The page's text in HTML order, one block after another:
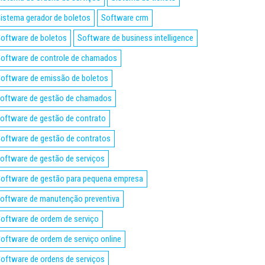
gerador de boletos
Software crm
de boletos
Software de business intelligence
de controle de chamados
de emissão de boletos
de gestão de chamados
de gestão de contrato
de gestão de contratos
de gestão de serviços
de gestão para pequena empresa
de manutenção preventiva
de ordem de serviço
de ordem de serviço online
de ordens de serviços